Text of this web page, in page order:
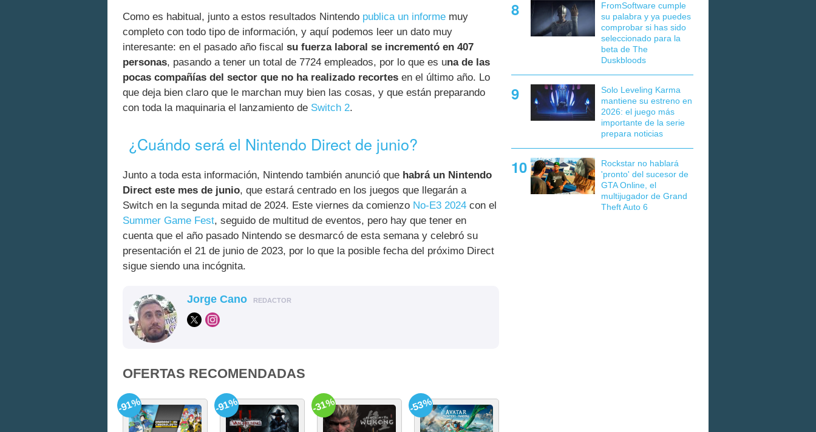
Como es habitual, junto a estos resultados Nintendo publica un informe muy
completo con todo tipo de información, y aquí podemos leer un dato muy
interesante: en el pasado año fiscal su fuerza laboral se incrementó en 407
personas, pasando a tener un total de 7724 empleados, por lo que es una de las
pocas compañías del sector que no ha realizado recortes en el último año. Lo
que deja bien claro que le marchan muy bien las cosas, y que están preparando
con toda la maquinaria el lanzamiento de Switch 2.
¿Cuándo será el Nintendo Direct de junio?
Junto a toda esta información, Nintendo también anunció que habrá un Nintendo
Direct este mes de junio, que estará centrado en los juegos que llegarán a
Switch en la segunda mitad de 2024. Este viernes da comienzo No-E3 2024 con el
Summer Game Fest, seguido de multitud de eventos, pero hay que tener en
cuenta que el año pasado Nintendo se desmarcó de esta semana y celebró su
presentación el 21 de junio de 2023, por lo que la posible fecha del próximo Direct
sigue siendo una incógnita.
Jorge Cano REDACTOR
OFERTAS RECOMENDADAS
-91% -91% -31% -53%
FromSoftware cumple
su palabra y ya puedes
comprobar si has sido
seleccionado para la
beta de The
Duskbloods
Solo Leveling Karma
mantiene su estreno en
2026: el juego más
importante de la serie
prepara noticias
Rockstar no hablará
'pronto' del sucesor de
GTA Online, el
multijugador de Grand
Theft Auto 6